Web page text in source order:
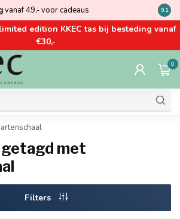
vanaf 49,- voor cadeaus Kom
9.1
edition KKEC tas bij besteding vanaf
€30,-
0
met
Filters